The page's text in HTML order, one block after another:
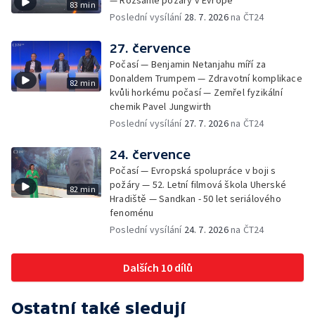
83 min
Poslední vysílání 28. 7. 2026na ČT24
82 min
27. července
Počasí — Benjamin Netanjahu míří za
Donaldem Trumpem — Zdravotní komplikace
kvůli horkému počasí — Zemřel fyzikální
chemik Pavel Jungwirth
Poslední vysílání 27. 7. 2026na ČT24
82 min
24. července
Počasí — Evropská spolupráce v boji s
požáry — 52. Letní filmová škola Uherské
Hradiště — Sandkan - 50 let seriálového
fenoménu
Poslední vysílání 24. 7. 2026na ČT24
Dalších 10 dílů
Ostatní také sledují